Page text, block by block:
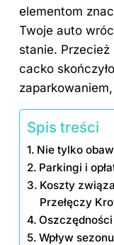
elementom
Twoje auto
stanie.
cacko
Spis treści
Nie tylko
Parkingi i
Koszty
Przełęczy
Wpływ